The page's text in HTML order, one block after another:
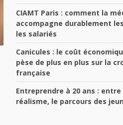
CIAMT Paris : comment la
accompagne durablement
les salariés
Canicules : le coût
pèse de plus en plus sur la
française
Entreprendre à 20 ans :
réalisme, le parcours des